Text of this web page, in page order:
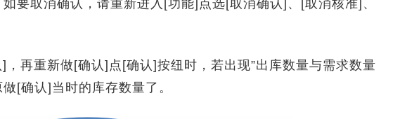
取消确认，请重新进入[功能]点选[取消确认]、[取消核准]、
重新做[确认]点[确认]按纽时，若出现”出库数量与需求数量
[确认]当时的库存数量了。